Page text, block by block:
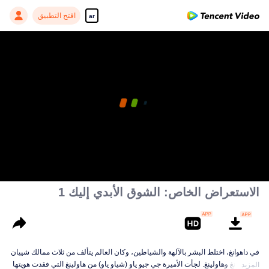
ar افتح التطبيق
الاستعراض الخاص: الشوق الأبدي إليك 1
في داهوانغ، اختلط البشر بالآلهة والشياطين، وكان العالم يتألف من ثلاث ممالك شييان
و تشنرونغ وهاولينغ. لجأت الأميرة جي جيو ياو (شياو ياو) من هاولينغ التي فقدت هويتها
المزيد